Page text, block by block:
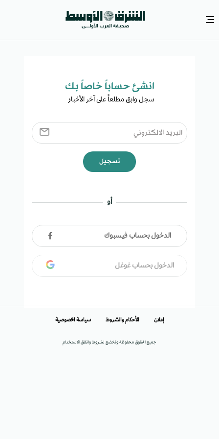
انشئ حساباً خاصاً بك​
سجل وابق مطلعاً على آخر الأخبار ​
تسجيل
أو
الدخول بحساب فيسبوك
الدخول بحساب غوغل
جميع الحقوق محفوظة وتخضع لشروط واتفاق الاستخدام
إعلان الأحكام والشروط سياسة الخصوصية